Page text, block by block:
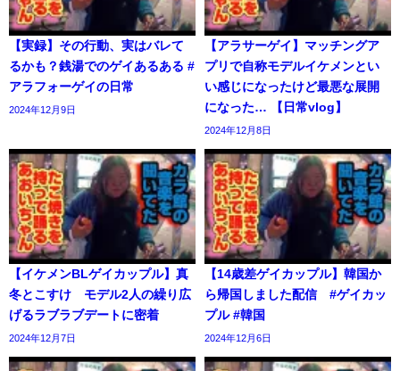
【実録】その行動、実はバレて
るかも？銭湯でのゲイあるある #
アラフォーゲイの日常
2024年12月9日
【アラサーゲイ】マッチングア
プリで自称モデルイケメンとい
い感じになったけど最悪な展開
になった… 【日常vlog】
2024年12月8日
【イケメンBLゲイカップル】真
冬とこすけ モデル2人の繰り広
げるラブラブデートに密着
2024年12月7日
【14歳差ゲイカップル】韓国か
ら帰国しました配信 #ゲイカッ
プル #韓国
2024年12月6日